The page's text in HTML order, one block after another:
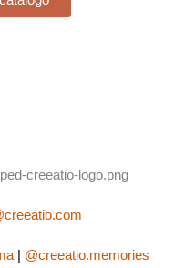
| @creeatio.memories